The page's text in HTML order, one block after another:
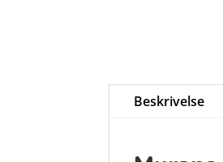
Beskrivelse